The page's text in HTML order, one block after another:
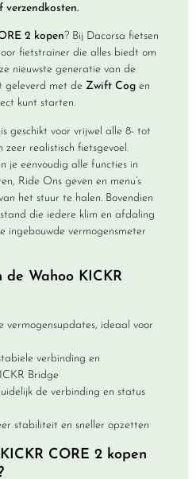
verzendkosten.
2 kopen? Bij Dacorsa fietsen
fietstrainer die alles biedt om
nieuwste generatie van de
geleverd met de Zwift Cog en
kunt starten.
geschikt voor vrijwel alle 8- tot
zeer realistisch fietsgevoel.
je eenvoudig alle functies in
Ride Ons geven en menu’s
het stuur te halen. Bovendien
die iedere klim en afdaling
ingebouwde vermogensmeter
de Wahoo KICKR
vermogensupdates, ideaal voor
verbinding en
Bridge
de verbinding en status
stabiliteit en sneller opzetten
CORE 2 kopen